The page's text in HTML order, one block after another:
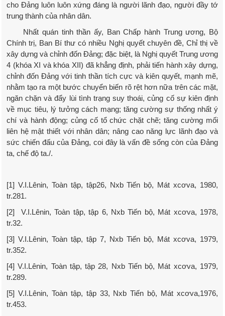
cho Đảng luôn luôn xứng đáng là người lãnh đạo, người đầy tớ
trung thành của nhân dân.
Nhất quán tinh thần ấy, Ban Chấp hành Trung ương, Bộ
Chính trị, Ban Bí thư có nhiều Nghị quyết chuyên đề, Chỉ thị về
xây dựng và chỉnh đốn Đảng; đặc biệt, là Nghị quyết Trung ương
4 (khóa XI và khóa XII) đã khẳng định, phải tiến hành xây dựng,
chỉnh đốn Đảng với tinh thần tích cực và kiên quyết, mạnh mẽ,
nhằm tạo ra một bước chuyển biến rõ rệt hơn nữa trên các mặt,
ngăn chặn và đẩy lùi tình trạng suy thoái, củng cố sự kiên định
về mục tiêu, lý tưởng cách mạng; tăng cường sự thống nhất ý
chí và hành động; củng cố tổ chức chặt chẽ; tăng cường mối
liên hệ mật thiết với nhân dân; nâng cao năng lực lãnh đạo và
sức chiến đấu của Đảng, coi đây là vấn đề sống còn của Đảng
ta, chế độ ta./.
[1] V.I.Lênin, Toàn tập, tập26, Nxb Tiến bộ, Mát xcơva, 1980,
tr.281.
[2] V.I.Lênin, Toàn tập, tập 6, Nxb Tiến bộ, Mát xcơva, 1978,
tr.32.
[3] V.I.Lênin, Toàn tập, tập 7, Nxb Tiến bộ, Mát xcơva, 1979,
tr.352.
[4] V.I.Lênin, Toàn tập, tập 28, Nxb Tiến bộ, Mát xcơva, 1979,
tr.289.
[5] V.I.Lênin, Toàn tập, tập 33, Nxb Tiến bộ, Mát xcơva,1976,
tr.453.